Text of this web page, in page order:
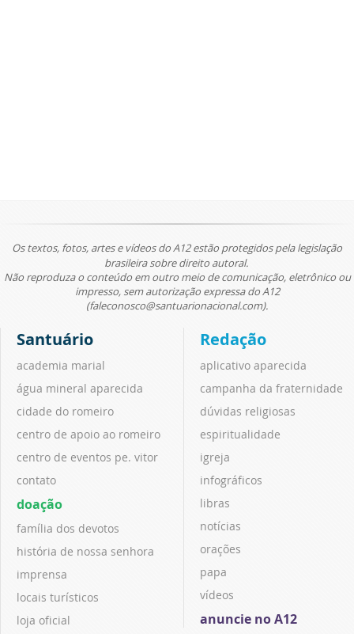
Os textos, fotos, artes e vídeos do A12 estão protegidos pela legislação
brasileira sobre direito autoral.
Não reproduza o conteúdo em outro meio de comunicação, eletrônico ou
impresso, sem autorização expressa do A12
(faleconosco@santuarionacional.com).
Santuário
academia marial
água mineral aparecida
cidade do romeiro
centro de apoio ao romeiro
centro de eventos pe. vitor
contato
doação
família dos devotos
história de nossa senhora
imprensa
locais turísticos
loja oficial
Redação
aplicativo aparecida
campanha da fraternidade
dúvidas religiosas
espiritualidade
igreja
infográficos
libras
notícias
orações
papa
vídeos
anuncie no A12